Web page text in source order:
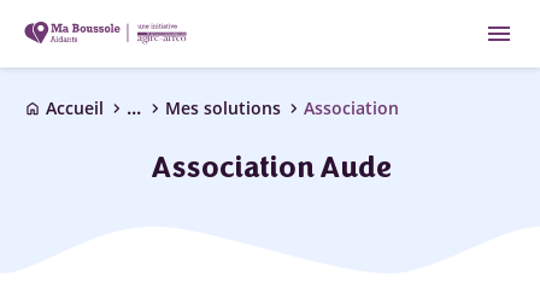
menu
home Accueil chevron_right ... chevron_right Mes solutions chevron_right Association
Association Aude